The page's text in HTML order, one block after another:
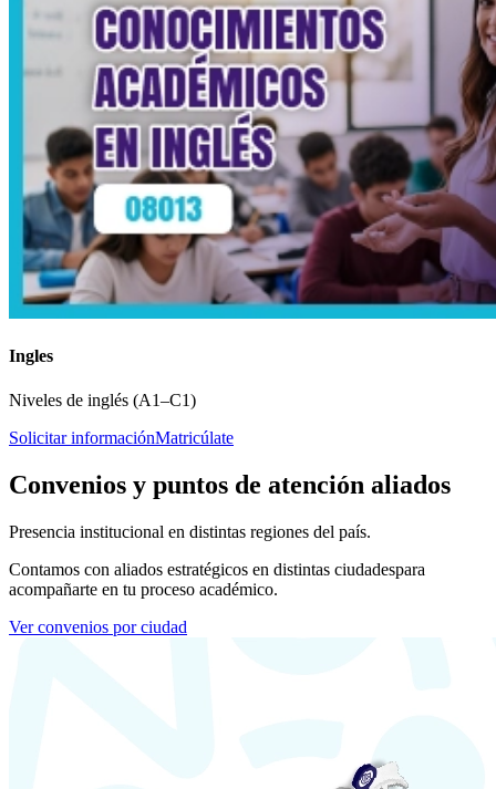
Ingles
Niveles de inglés (A1–C1)
Solicitar informaciónMatricúlate
Convenios y puntos de atención aliados
Presencia institucional en distintas regiones del país.
Contamos con aliados estratégicos en distintas ciudadespara
acompañarte en tu proceso académico.
Ver convenios por ciudad